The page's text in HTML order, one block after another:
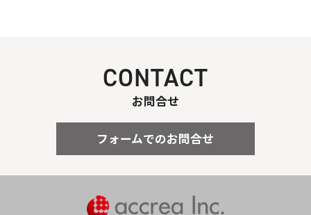
CONTACT
お問合せ
フォームでのお問合せ